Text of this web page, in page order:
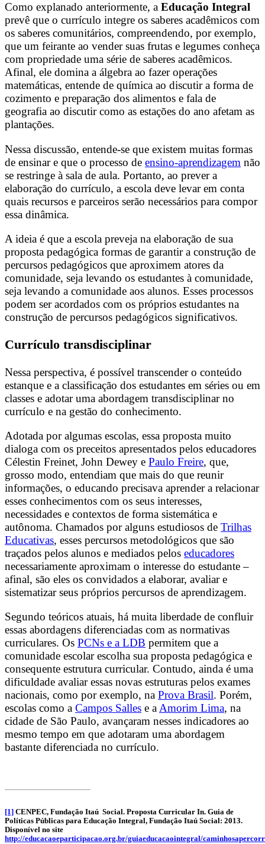
Como explanado anteriormente, a Educação Integral
prevê que o currículo integre os saberes acadêmicos com
os saberes comunitários, compreendendo, por exemplo,
que um feirante ao vender suas frutas e legumes conheça
com propriedade uma série de saberes acadêmicos.
Afinal, ele domina a álgebra ao fazer operações
matemáticas, entende de química ao discutir a forma de
cozimento e preparação dos alimentos e fala de
geografia ao discutir como as estações do ano afetam as
plantações.
Nessa discussão, entende-se que existem muitas formas
de ensinar e que o processo de ensino-aprendizagem não
se restringe à sala de aula. Portanto, ao prever a
elaboração do currículo, a escola deve levar em conta
quais recursos e parceiros serão necessários para compor
essa dinâmica.
A ideia é que a escola preveja na elaboração de sua
proposta pedagógica formas de garantir a construção de
percursos pedagógicos que aproximem atores da
comunidade, seja levando os estudantes à comunidade,
seja levando a comunidade aos alunos. Esses processos
podem ser acordados com os próprios estudantes na
construção de percursos pedagógicos significativos.
Currículo transdisciplinar
Nessa perspectiva, é possível transcender o conteúdo
estanque e a classificação dos estudantes em séries ou em
classes e adotar uma abordagem transdisciplinar no
currículo e na gestão do conhecimento.
Adotada por algumas escolas, essa proposta muito
dialoga com os preceitos apresentados pelos educadores
Célestin Freinet, John Dewey e Paulo Freire, que,
grosso modo, entendiam que mais do que reunir
informações, o educando precisava aprender a relacionar
esses conhecimentos com os seus interesses,
necessidades e contextos de forma sistemática e
autônoma. Chamados por alguns estudiosos de Trilhas
Educativas, esses percursos metodológicos que são
traçados pelos alunos e mediados pelos educadores
necessariamente aproximam o interesse do estudante –
afinal, são eles os convidados a elaborar, avaliar e
sistematizar seus próprios percursos de aprendizagem.
Segundo teóricos atuais, há muita liberdade de confluir
essas abordagens diferenciadas com as normativas
curriculares. Os PCNs e a LDB permitem que a
comunidade escolar escolha sua proposta pedagógica e
consequente estrutura curricular. Contudo, ainda é uma
dificuldade avaliar essas novas estruturas pelos exames
nacionais, como por exemplo, na Prova Brasil. Porém,
escolas como a Campos Salles e a Amorim Lima, na
cidade de São Paulo, avançaram nesses indicadores ao
mesmo tempo em que adotaram uma abordagem
bastante diferenciada no currículo.
[1] CENPEC, Fundação Itaú Social. Proposta Curricular In. Guia de
Políticas Públicas para Educação Integral, Fundação Itaú Social: 2013.
Disponível no site
http://educacaoeparticipacao.org.br/guiaeducacaointegral/